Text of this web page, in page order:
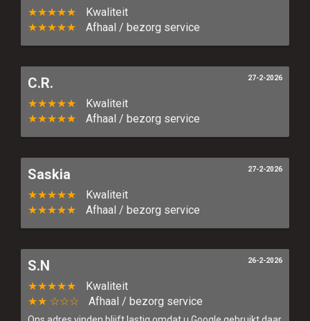
Allergenen
★★★★★
Kwaliteit
★★★★★
Afhaal / bezorg service
C.R.
★★★★★
Kwaliteit
★★★★★
Afhaal / bezorg service
27-2-2026
Saskia
★★★★★
Kwaliteit
★★★★★
Afhaal / bezorg service
27-2-2026
S.n
★★★★★
Kwaliteit
★★ ☆☆☆
Afhaal / bezorg service
26-2-2026